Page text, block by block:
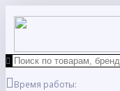
Время работы: